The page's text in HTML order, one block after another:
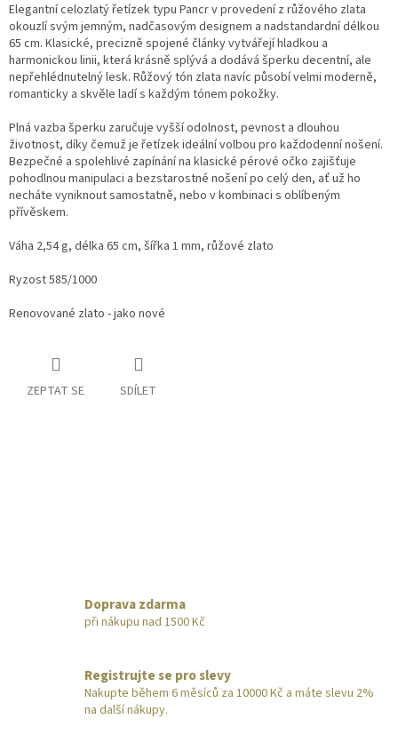
Elegantní celozlatý řetízek typu Pancr v provedení z růžového zlata
okouzlí svým jemným, nadčasovým designem a nadstandardní délkou
65 cm. Klasické, precizně spojené články vytvářejí hladkou a
harmonickou linii, která krásně splývá a dodává šperku decentní, ale
nepřehlédnutelný lesk. Růžový tón zlata navíc působí velmi moderně,
romanticky a skvěle ladí s každým tónem pokožky.
Plná vazba šperku zaručuje vyšší odolnost, pevnost a dlouhou
životnost, díky čemuž je řetízek ideální volbou pro každodenní nošení.
Bezpečné a spolehlivé zapínání na klasické pérové očko zajišťuje
pohodlnou manipulaci a bezstarostné nošení po celý den, ať už ho
necháte vyniknout samostatně, nebo v kombinaci s oblíbeným
přívěskem.
Váha 2,54 g, délka 65 cm, šířka 1 mm, růžové zlato
Ryzost 585/1000
Renovované zlato - jako nové
ZEPTAT SE SDÍLET
Doprava zdarma
při nákupu nad 1500 Kč
Registrujte se pro slevy
Nakupte během 6 měsíců za 10000 Kč a máte slevu 2%
na další nákupy.